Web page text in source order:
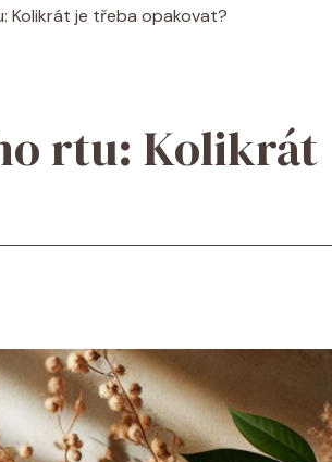
Kolikrát je třeba opakovat?
rtu: Kolikrát